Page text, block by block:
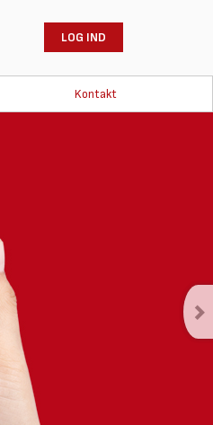
LOG IND
Kontakt